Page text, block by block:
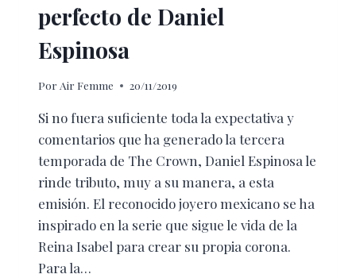
perfecto de Daniel
Espinosa
Por Air Femme 20/11/2019
Si no fuera suficiente toda la expectativa y
comentarios que ha generado la tercera
temporada de The Crown, Daniel Espinosa le
rinde tributo, muy a su manera, a esta
emisión. El reconocido joyero mexicano se ha
inspirado en la serie que sigue le vida de la
Reina Isabel para crear su propia corona.
Para la…